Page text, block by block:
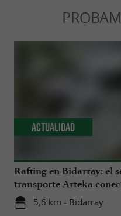
Rafting en Bidarray: el
transporte Arteka
vasca con el río Nive
de este verano.
5,6 km - Bidarray
Actualidad